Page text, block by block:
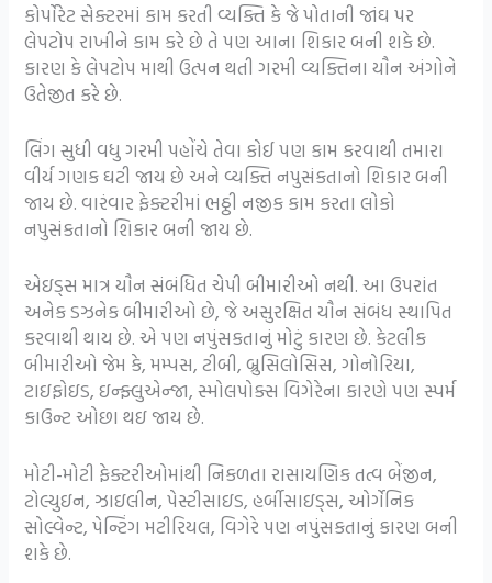
કોર્પોરેટ સેક્ટરમાં કામ કરતી વ્યક્તિ કે જે પોતાની જાંઘ પર
લેપટોપ રાખીને કામ કરે છે તે પણ આના શિકાર બની શકે છે.
કારણ કે લેપટોપ માથી ઉત્પન થતી ગરમી વ્યક્તિના યૌન અંગોને
ઉતેજીત કરે છે.
લિંગ સુધી વધુ ગરમી પહોંચે તેવા કોઈ પણ કામ કરવાથી તમારા
વીર્ય ગણક ઘટી જાય છે અને વ્યક્તિ નપુસંકતાનો શિકાર બની
જાય છે. વારંવાર ફેક્ટરીમાં ભઠ્ઠી નજીક કામ કરતા લોકો
નપુસંકતાનો શિકાર બની જાય છે.
એઇડ્સ માત્ર યૌન સંબંધિત ચેપી બીમારીઓ નથી. આ ઉપરાંત
અનેક ડઝનેક બીમારીઓ છે, જે અસુરક્ષિત યૌન સંબંધ સ્થાપિત
કરવાથી થાય છે. એ પણ નપુંસકતાનું મોટું કારણ છે. કેટલીક
બીમારીઓ જેમ કે, મમ્પસ, ટીબી, બ્રુસિલોસિસ, ગોનોરિયા,
ટાઇફોઇડ, ઇન્ફ્લુએન્જા, સ્મોલપોક્સ વિગેરેના કારણે પણ સ્પર્મ
કાઉન્ટ ઓછા થઇ જાય છે.
મોટી-મોટી ફેક્ટરીઓમાંથી નિકળતા રાસાયણિક તત્વ બેંજીન,
ટોલ્યુઇન, ઝાઇલીન, પેસ્ટીસાઇડ, હર્બીસાઇડ્સ, ઓર્ગેનિક
સોલ્વેન્ટ, પેન્ટિંગ મટીરિયલ, વિગેરે પણ નપુંસકતાનું કારણ બની
શકે છે.